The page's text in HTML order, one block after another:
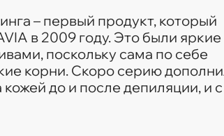
– первый продукт, который
в 2009 году. Это были яркие
поскольку сама по себе
корни. Скоро серию
до и после депиляции, и